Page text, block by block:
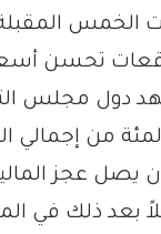
المقبلة، لتتراوح بين 60
تحسن
دول مجلس
بعد ذلك في